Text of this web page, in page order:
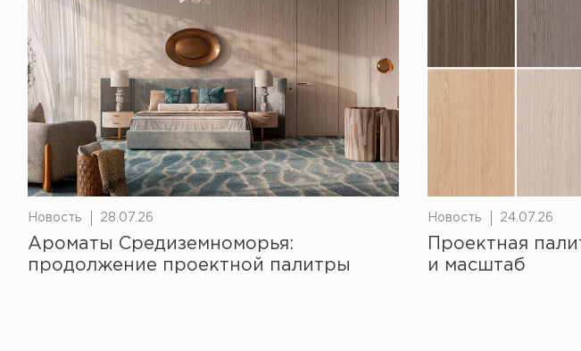
Новость 28.07.26
Ароматы Средиземноморья:
продолжение проектной палитры
Новость 24.07.26
Проектная
и масштаб